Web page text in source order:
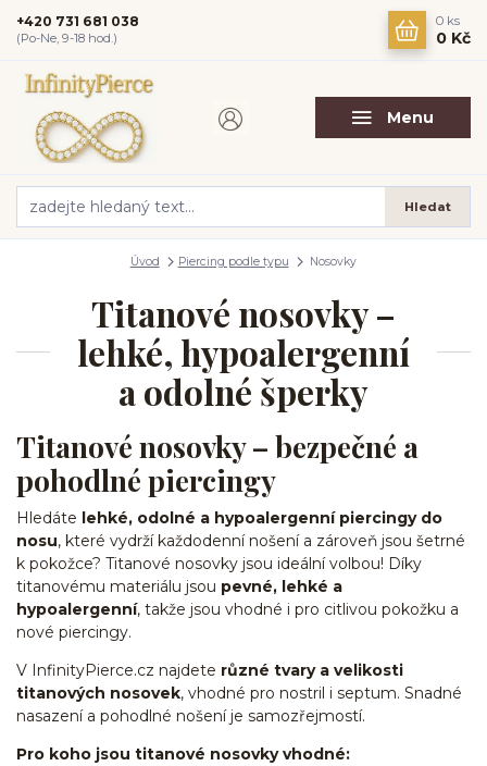
Menu
Hledat
+420 731 681 038
(Po-Ne, 9-18 hod.)
0 ks
0 Kč
Úvod Piercing podle typu Nosovky
Titanové nosovky –
lehké, hypoalergenní
a odolné šperky
Titanové nosovky – bezpečné a
pohodlné piercingy
Hledáte lehké, odolné a hypoalergenní piercingy do
nosu, které vydrží každodenní nošení a zároveň jsou šetrné
k pokožce? Titanové nosovky jsou ideální volbou! Díky
titanovému materiálu jsou pevné, lehké a
hypoalergenní, takže jsou vhodné i pro citlivou pokožku a
nové piercingy.
V InfinityPierce.cz najdete různé tvary a velikosti
titanových nosovek, vhodné pro nostril i septum. Snadné
nasazení a pohodlné nošení je samozřejmostí.
Pro koho jsou titanové nosovky vhodné: